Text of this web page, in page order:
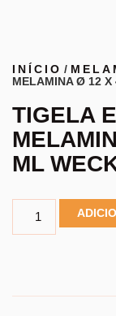
INÍCIO /
MELAMINA Ø 12 X
TIGELA
ML